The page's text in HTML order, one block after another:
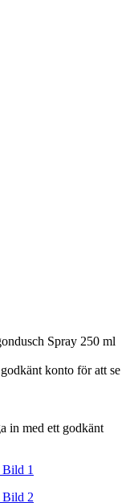
Spray 250 ml
konto för att se
in med ett godkänt